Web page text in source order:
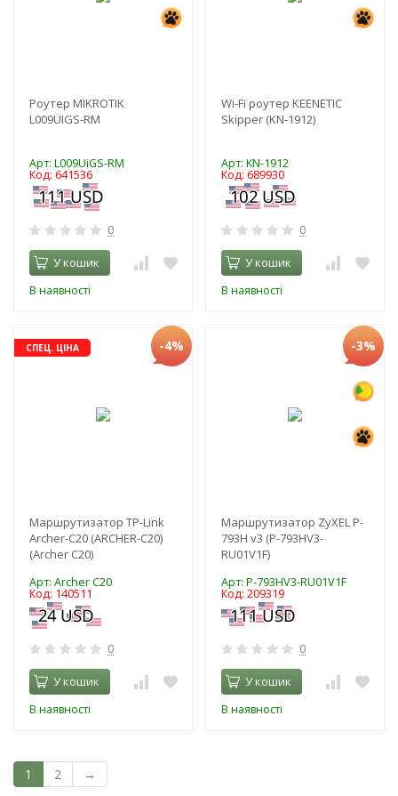
Роутер MIKROTIK
L009UIGS-RM
Арт: L009UiGS-RM
Код: 641536
0
У кошик
В наявності
Wi-Fi роутер KEENETIC
Skipper (KN-1912)
Арт: KN-1912
Код: 689930
0
У кошик
В наявності
СПЕЦ. ЦІНА -4%
Маршрутизатор TP-Link
Archer-C20 (ARCHER-C20)
(Archer C20)
Арт: Archer C20
Код: 140511
0
У кошик
В наявності
-3%
Маршрутизатор ZyXEL P-
793H v3 (P-793HV3-
RU01V1F)
Арт: P-793HV3-RU01V1F
Код: 209319
0
У кошик
В наявності
1 2 →